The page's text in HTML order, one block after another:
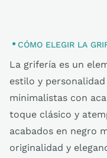
CÓMO ELEGIR LA
La grifería es un
estilo y
minimalistas con
toque clásico y
acabados en negro
originalidad y